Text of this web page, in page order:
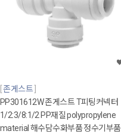
존게스트
PP301612W 존게스트 T피팅커넥터
1/2:3/8:1/2 PP재질 polypropylene
material 해수담수화부품 정수기부품